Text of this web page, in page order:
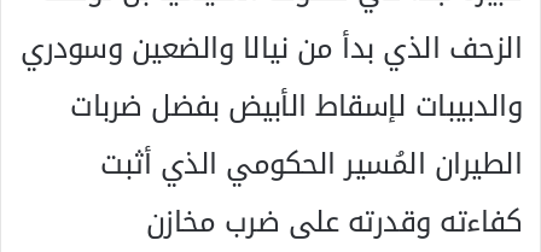
الزحف الذي بدأ من نيالا والضعين وسودري
والدبيبات لإسقاط الأبيض بفضل ضربات
الطيران المُسير الحكومي الذي أثبت
كفاءته وقدرته على ضرب مخازن